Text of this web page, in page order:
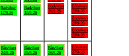
Badviken
17/9-26
Badviken
18/9-26
Badviken
19/9-26
Båtviken
20/9-26
Badviken
20/9-26
Badviken
20/9-26
Båtviken
24/9-26
Båtviken
25/9-26
Båtviken
26/9-26
Båtviken
27/9-26